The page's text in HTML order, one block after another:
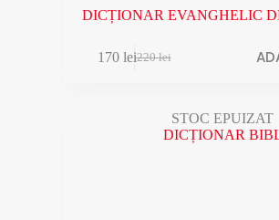
DICȚIONAR EVANGHELIC
220lei
Prețul
220 lei.
170 leiPrețul
170 lei.STOC EPUIZAT